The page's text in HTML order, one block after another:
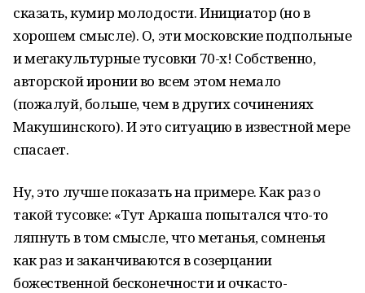
сказать, кумир молодости. Инициатор (но в
хорошем смысле). О, эти московские подпольные
и мегакультурные тусовки 70-х! Собственно,
авторской иронии во всем этом немало
(пожалуй, больше, чем в других сочинениях
Макушинского). И это ситуацию в известной мере
спасает.
Ну, это лучше показать на примере. Как раз о
такой тусовке: «Тут Аркаша попытался что-то
ляпнуть в том смысле, что метанья, сомненья
как раз и заканчиваются в созерцании
божественной бесконечности и очкасто-